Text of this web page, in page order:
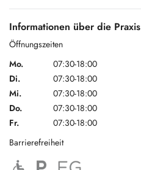
Informationen über die Praxis
Öffnungszeiten
Mo.
07:30-18:00
Di.
07:30-18:00
Mi.
07:30-18:00
Do.
07:30-18:00
Fr.
07:30-18:00
Barrierefreiheit